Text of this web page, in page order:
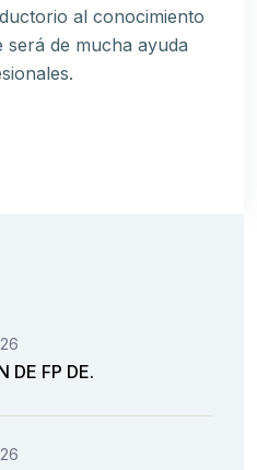
al conocimiento
será de mucha ayuda
DE FP DE.